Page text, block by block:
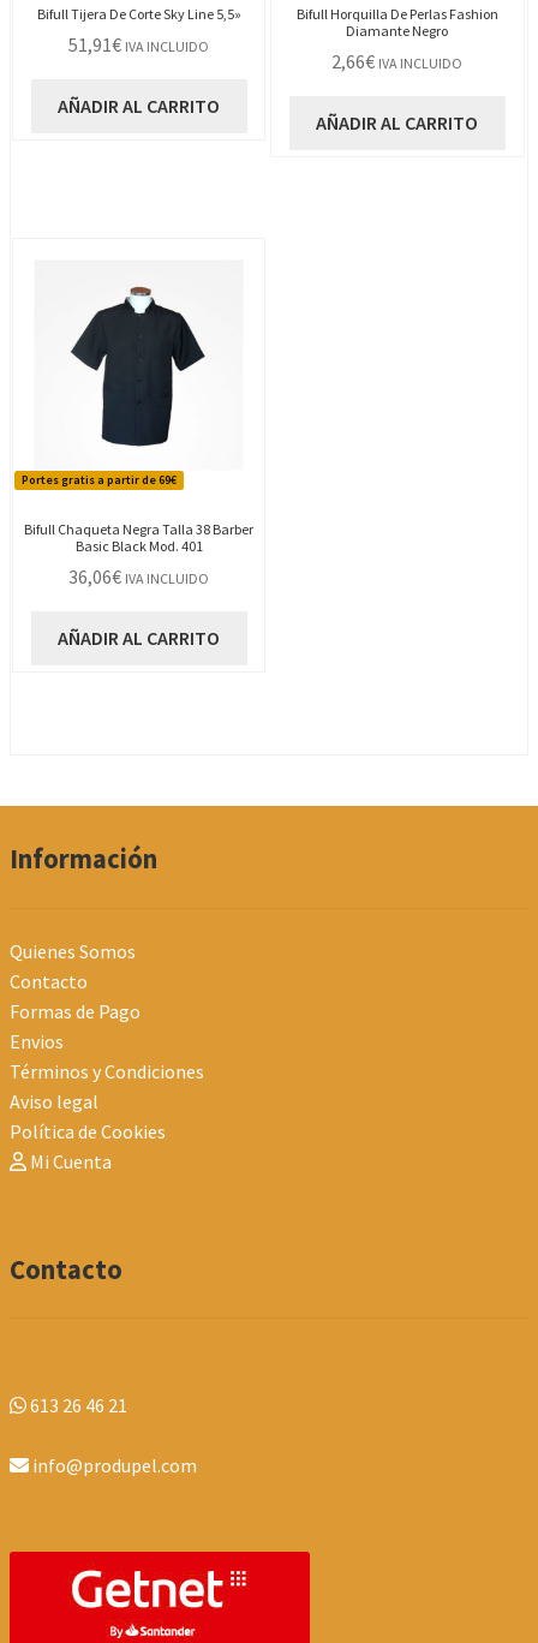
Bifull Tijera De Corte Sky Line 5,5»
51,91€ IVA INCLUIDO
AÑADIR AL CARRITO
Bifull Horquilla De Perlas Fashion
Diamante Negro
2,66€ IVA INCLUIDO
AÑADIR AL CARRITO
Portes gratis a partir de 69€
Bifull Chaqueta Negra Talla 38 Barber
Basic Black Mod. 401
36,06€ IVA INCLUIDO
AÑADIR AL CARRITO
Información
Quienes Somos
Contacto
Formas de Pago
Envios
Términos y Condiciones
Aviso legal
Política de Cookies
Mi Cuenta
Contacto
613 26 46 21
info@produpel.com